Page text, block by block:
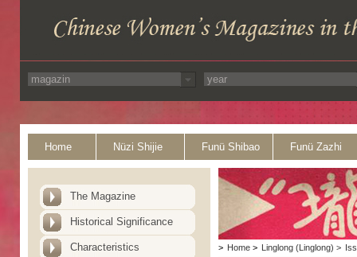
Home Nüzi Shijie Funü Shibao Funü Zazhi
The Magazine
Historical Significance
Characteristics > Home > Linglong (Linglong) >